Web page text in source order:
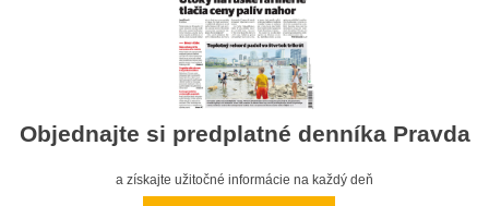
Objednajte si predplatné denníka Pravda
a získajte užitočné informácie na každý deň